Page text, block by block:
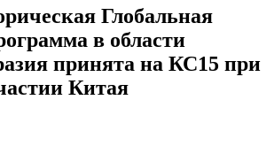
Глобальная
в области
принята на КС15 при
Китая